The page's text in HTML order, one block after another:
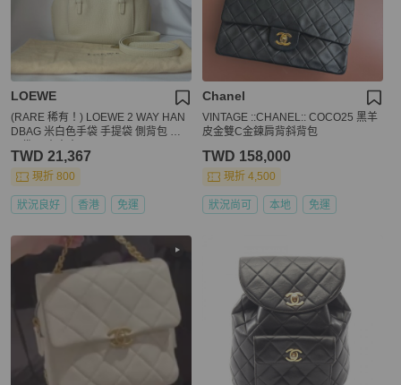
LOEWE
(RARE 稀有！) LOEWE 2 WAY HAN
DBAG 米白色手袋 手提袋 側背包 斜
TWD 21,367
現折 800
狀況良好 香港 免運
Chanel
VINTAGE ::CHANEL:: COCO25 黑羊
皮金雙C金鍊肩背斜背包
TWD 158,000
現折 4,500
狀況尚可 本地 免運